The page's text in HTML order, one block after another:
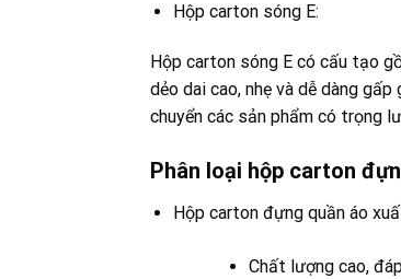
Hộp carton sóng E:
Hộp carton sóng E có cấu tạo
dẻo dai cao, nhẹ và dễ dàng
chuyển các sản phẩm có trọng
Phân loại hộp carton
Hộp carton đựng quần áo
Chất lượng cao,